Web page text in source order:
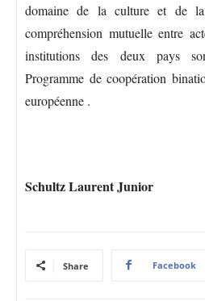
domaine de la culture et de
compréhension mutuelle entre
institutions des deux pays
Programme de coopération
européenne .
Schultz Laurent Junior
Share Facebook